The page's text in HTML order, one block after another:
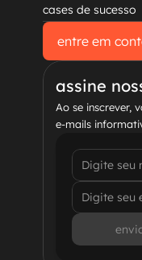
cases de sucesso
entre em
entre em
assine
Ao se inscrever,
e-mails